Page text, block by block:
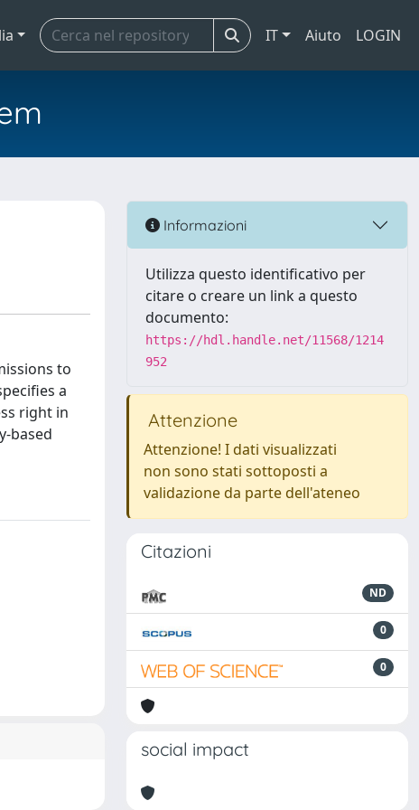
IT Aiuto LOGIN
to
a
right in
based
Informazioni
Utilizza questo identificativo per
citare o creare un link a questo
documento:
https://hdl.handle.net/11568/1214
952
Attenzione
Attenzione! I dati visualizzati
non sono stati sottoposti a
validazione da parte dell'ateneo
Citazioni
ND
0
0
social impact